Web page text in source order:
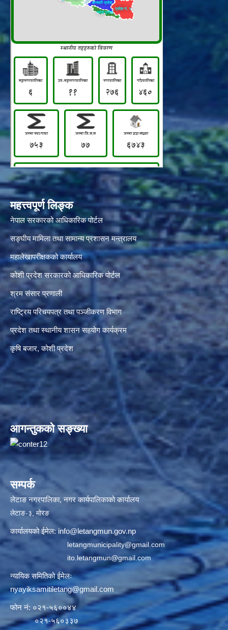
महत्त्वपूर्ण लिङ्क
नेपाल सरकारको आधिकारिक पोर्टल
सङ्‍घीय मामिला तथा सामान्य प्रशासन मन्त्रालय
महालेखापरीक्षकको कार्यालय
कोशी प्रदेश सरकारको आधिकारिक पोर्टल
श्रम संसार प्रणाली
राष्ट्रिय परिचयपत्र तथा पञ्जीकरण विभाग
प्रदेश तथा स्थानीय शासन सहयोग कार्यक्रम
कृषि बजार, कोशी प्रदेश
आगन्तुकको सङ्ख्या
सम्पर्क
लेटाङ नगरपालिका, नगर कार्यपालिकाको कार्यालय
लेटाङ-३, मोरङ
कार्यालयको ईमेल:info@letangmun.gov.np
letangmunicipality@gmail.com
ito.letangmun@gmail.com
न्यायिक समितिको ईमेलः
nyayiksamitiletang@gmail.com
फोन नं: ०२१-५६००४४
०२१-५६०३३७